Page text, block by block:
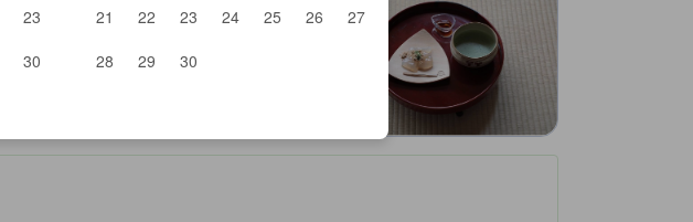
23
30
21
22 23 24 25 26
27
28
29 30